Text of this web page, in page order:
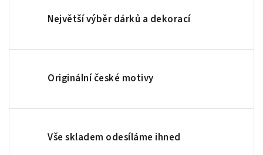
Největší výběr dárků a dekorací
Originální české motivy
Vše skladem odesíláme ihned